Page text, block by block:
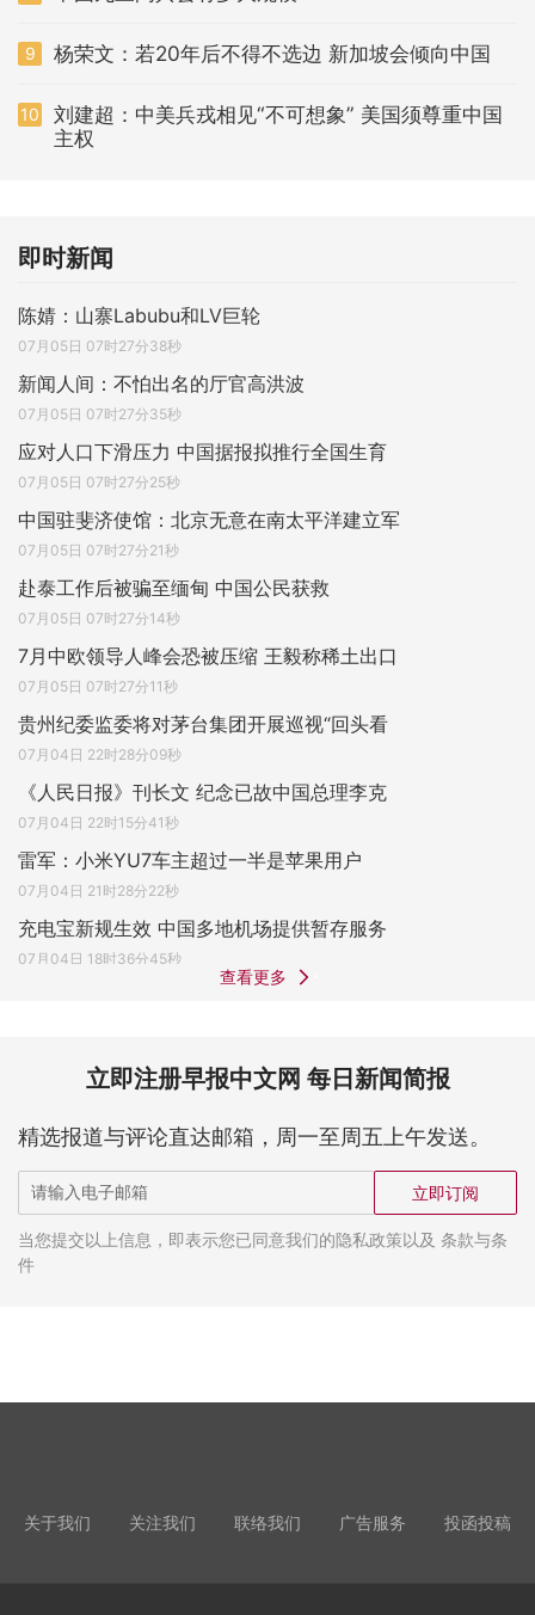
9 杨荣文：若20年后不得不选边 新加坡会倾向中国
10
刘建超：中美兵戎相见“不可想象” 美国须尊重中国
主权
即时新闻
陈婧：山寨Labubu和LV巨轮
07月05日 07时27分38秒
新闻人间：不怕出名的厅官高洪波
07月05日 07时27分35秒
应对人口下滑压力 中国据报拟推行全国生育
07月05日 07时27分25秒
中国驻斐济使馆：北京无意在南太平洋建立军
07月05日 07时27分21秒
赴泰工作后被骗至缅甸 中国公民获救
07月05日 07时27分14秒
7月中欧领导人峰会恐被压缩 王毅称稀土出口
07月05日 07时27分11秒
贵州纪委监委将对茅台集团开展巡视“回头看
07月04日 22时28分09秒
《人民日报》刊长文 纪念已故中国总理李克
07月04日 22时15分41秒
雷军：小米YU7车主超过一半是苹果用户
07月04日 21时28分22秒
充电宝新规生效 中国多地机场提供暂存服务
07月04日 18时36分45秒
查看更多
立即注册早报中文网 每日新闻简报
精选报道与评论直达邮箱，周一至周五上午发送。
立即订阅
当您提交以上信息，即表示您已同意我们的隐私政策以及 条款与条
件
关于我们 关注我们 联络我们 广告服务 投函投稿